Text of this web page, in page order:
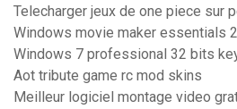
Telecharger jeux de one piece sur
Windows movie maker essentials
Windows 7 professional 32 bits
Aot tribute game rc mod skins
Meilleur logiciel montage video